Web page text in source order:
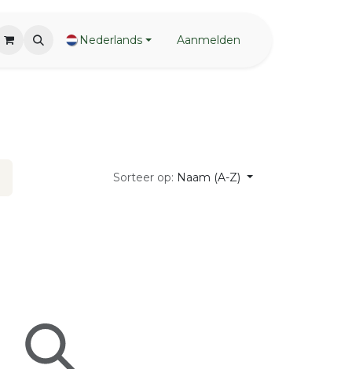
Nederlands Aanmelden
Sorteer op: Naam (A-Z)